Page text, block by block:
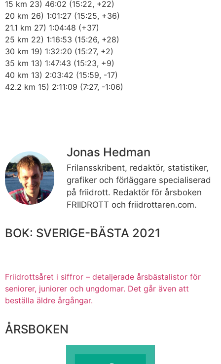
15 km 23) 46:02 (15:22, +22)
20 km 26) 1:01:27 (15:25, +36)
21.1 km 27) 1:04:48 (+37)
25 km 22) 1:16:53 (15:26, +28)
30 km 19) 1:32:20 (15:27, +2)
35 km 13) 1:47:43 (15:23, +9)
40 km 13) 2:03:42 (15:59, -17)
42.2 km 15) 2:11:09 (7:27, -1:06)
Jonas Hedman
Frilansskribent, redaktör, statistiker,
grafiker och förläggare specialiserad
på friidrott. Redaktör för årsboken
FRIIDROTT och friidrottaren.com.
BOK: SVERIGE-BÄSTA 2021
Friidrottsåret i siffror – detaljerade årsbästalistor för
seniorer, juniorer och ungdomar. Det går även att
beställa äldre årgångar.
ÅRSBOKEN